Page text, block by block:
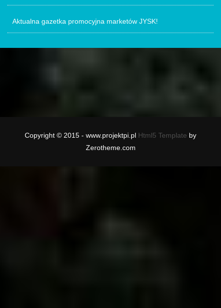
Aktualna gazetka promocyjna marketów JYSK!
Copyright © 2015 - www.projektpi.pl Html5 Template by
Zerotheme.com